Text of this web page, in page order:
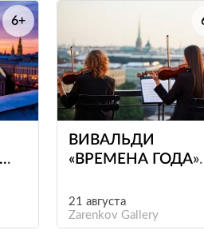
6+
ВИВАЛЬДИ
«ВРЕМЕНА ГОДА»
21 августа
Zarenkov Gallery